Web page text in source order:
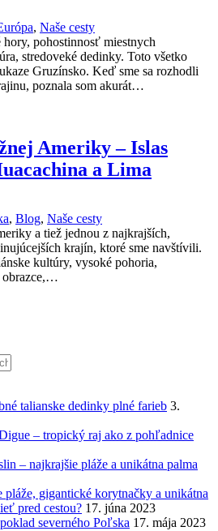
, Naše cesty
pohostinnosť miestnych
stredoveké dedinky. Toto všetko
Gruzínsko. Keď sme sa rozhodli
poznala som akurát…
Ameriky – Islas
a Lima
, Blog, Naše cesty
a tiež jednou z najkrajších,
krajín, ktoré sme navštívili.
kultúry, vysoké pohoria,
obrazce,…
talianske dedinky plné farieb 3.
– tropický raj ako z pohľadnice
– najkrajšie pláže a unikátna palma
pláže, gigantické korytnačky a unikátna
pred cestou? 17. júna 2023
severného Poľska 17. mája 2023